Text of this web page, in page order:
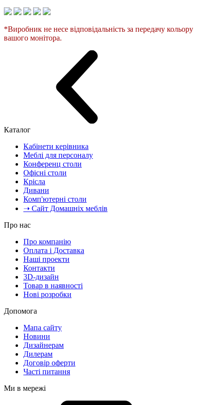
*Виробник не несе відповідальність за передачу кольору
вашого монітора.
Каталог
Кабінети керівника
Меблі для персоналу
Конференц столи
Офісні столи
Крісла
Дивани
Комп'ютерні столи
➝ Сайт Домашніх меблів
Про нас
Про компанію
Оплата і Доставка
Наші проекти
Контакти
3D-дизайн
Товар в наявності
Нові розробки
Допомога
Мапа сайту
Новини
Дизайнерам
Дилерам
Договір оферти
Часті питання
Ми в мережі